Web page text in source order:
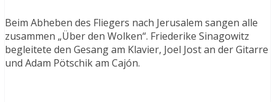
Beim Abheben des Fliegers nach Jerusalem sangen alle
zusammen „Über den Wolken“. Friederike Sinagowitz
begleitete den Gesang am Klavier, Joel Jost an der Gitarre
und Adam Pötschik am Cajón.